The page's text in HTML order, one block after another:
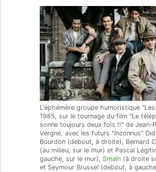
L'éphémère groupe humoristique
1985, sur le tournage du film "Le
sonne toujours deux fois !!" de Jean-
Vergne, avec les futurs "Inconnus"
Bourdon (debout, à droite), Bernard
(au milieu, sur le mur) et Pascal
gauche, sur le mur), Smaïn (à droite
et Seymour Brussel (debout, à